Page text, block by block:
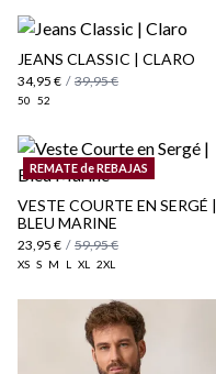
Politique d'expédition
ici
JEANS CLASSIC | CLARO
34,95 € / 39,95 €
50 52
REMATE de REBAJAS
VESTE COURTE EN SERGÉ |
BLEU MARINE
23,95 € / 59,95 €
XS S M L XL 2XL